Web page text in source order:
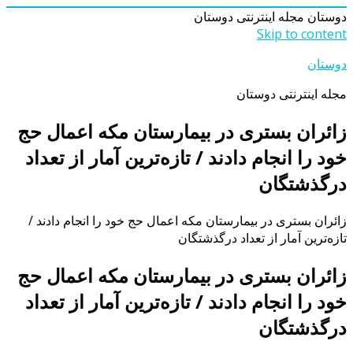
دوستان مجله اینترنتی دوستان
Skip to content
دوستان
مجله اینترنتی دوستان
زائران بستری در بیمارستان مکه اعمال حج
خود را انجام دادند / تازه‌ترین آمار از تعداد
درگذشتگان
زائران بستری در بیمارستان مکه اعمال حج خود را انجام دادند /
تازه‌ترین آمار از تعداد درگذشتگان
زائران بستری در بیمارستان مکه اعمال حج
خود را انجام دادند / تازه‌ترین آمار از تعداد
درگذشتگان